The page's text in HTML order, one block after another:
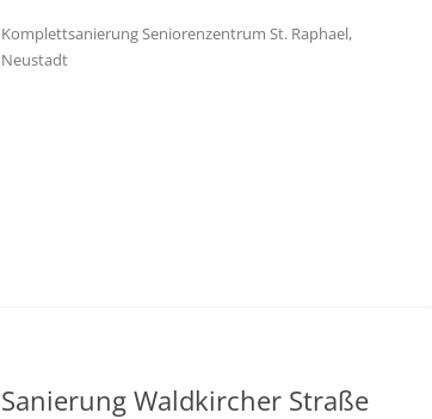
Komplettsanierung Seniorenzentrum St. Raphael,
Neustadt
Sanierung Waldkircher Straße